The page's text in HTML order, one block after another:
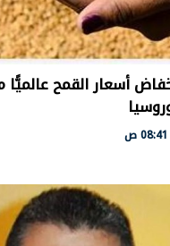
أسعار القمح عالميًّا